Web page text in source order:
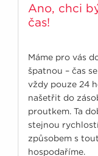
Ano, chci
čas!
Máme pro vás
špatnou – čas
vždy pouze 24
našetřit do
proutkem. Ta
stejnou
způsobem s
hospodaříme.